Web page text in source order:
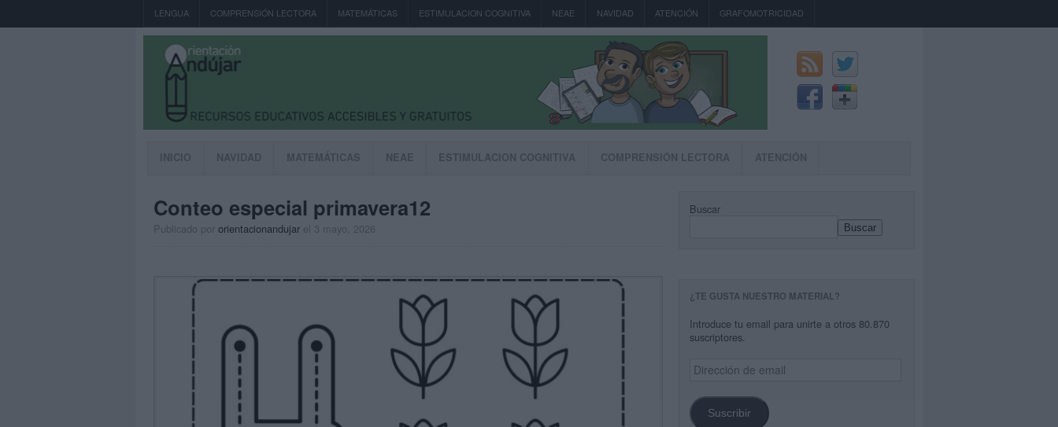
LENGUA COMPRENSIÓN LECTORA MATEMÁTICAS ESTIMULACION COGNITIVA NEAE NAVIDAD ATENCIÓN GRAFOMOTRICIDAD
INICIO NAVIDAD MATEMÁTICAS NEAE ESTIMULACION COGNITIVA COMPRENSIÓN LECTORA ATENCIÓN
Conteo especial primavera12
Publicado por orientacionandujar el 3 mayo, 2026
Buscar
Buscar
¿TE GUSTA NUESTRO MATERIAL?
Introduce tu email para unirte a otros 80.870
suscriptores.
Dirección
de
Suscribir